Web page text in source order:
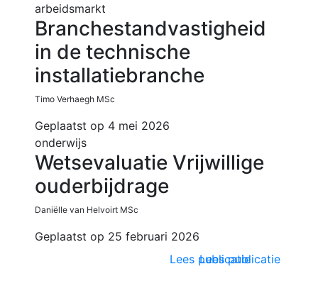
arbeidsmarkt
Branchestandvastigheid
in de technische
installatiebranche
Timo Verhaegh MSc
Geplaatst op 4 mei 2026
Lees publicatie
onderwijs
Wetsevaluatie Vrijwillige
ouderbijdrage
Daniëlle van Helvoirt MSc
Geplaatst op 25 februari 2026
Lees publicatie